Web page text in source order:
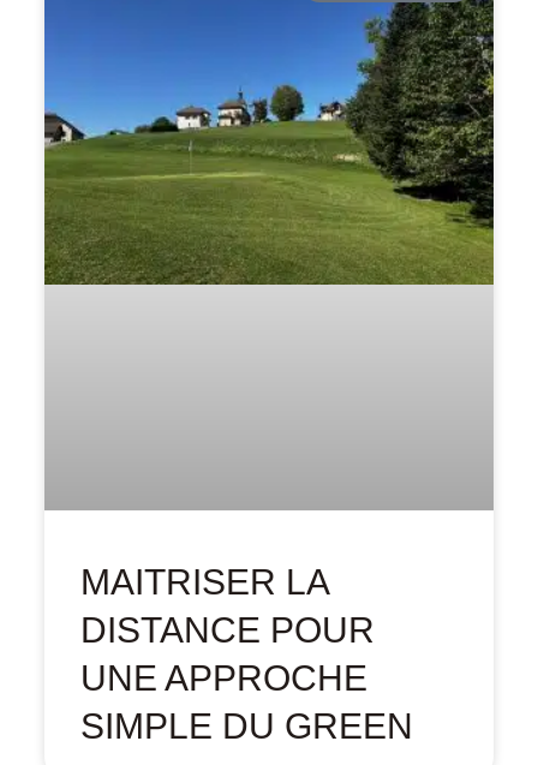
MAITRISER LA
DISTANCE POUR
UNE APPROCHE
SIMPLE DU GREEN